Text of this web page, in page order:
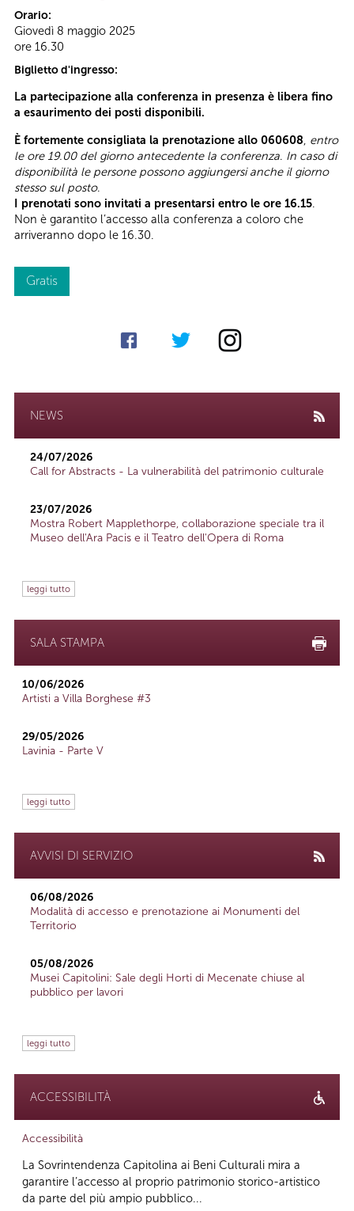
Orario:
Giovedì 8 maggio 2025
ore 16.30
Biglietto d'ingresso:
La partecipazione alla conferenza in presenza è libera fino
a esaurimento dei posti disponibili.
È fortemente consigliata la prenotazione allo 060608, entro
le ore 19.00 del giorno antecedente la conferenza. In caso di
disponibilità le persone possono aggiungersi anche il giorno
stesso sul posto.
I prenotati sono invitati a presentarsi entro le ore 16.15.
Non è garantito l’accesso alla conferenza a coloro che
arriveranno dopo le 16.30.
Gratis
NEWS
24/07/2026
Call for Abstracts - La vulnerabilità del patrimonio culturale
23/07/2026
Mostra Robert Mapplethorpe, collaborazione speciale tra il
Museo dell'Ara Pacis e il Teatro dell'Opera di Roma
leggi tutto
SALA STAMPA
10/06/2026
Artisti a Villa Borghese #3
29/05/2026
Lavinia - Parte V
leggi tutto
AVVISI DI SERVIZIO
06/08/2026
Modalità di accesso e prenotazione ai Monumenti del
Territorio
05/08/2026
Musei Capitolini: Sale degli Horti di Mecenate chiuse al
pubblico per lavori
leggi tutto
ACCESSIBILITÀ
Accessibilità
La Sovrintendenza Capitolina ai Beni Culturali mira a
garantire l’accesso al proprio patrimonio storico-artistico
da parte del più ampio pubblico...